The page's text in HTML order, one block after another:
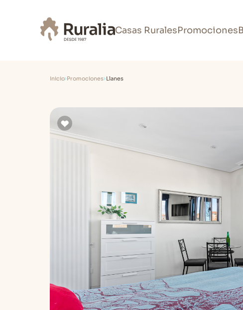
Casas RuralesPromociones
Inicio Promociones Llanes